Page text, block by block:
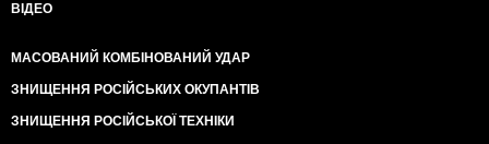
ВІДЕО
МАСОВАНИЙ КОМБІНОВАНИЙ УДАР
ЗНИЩЕННЯ РОСІЙСЬКИХ ОКУПАНТІВ
ЗНИЩЕННЯ РОСІЙСЬКОЇ ТЕХНІКИ